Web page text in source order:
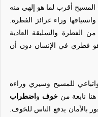
أقرب لما هو إلهي منه
وانسياقها وراء غرائز الفطرة.
الفطرة والسليقة العادية
فطري في الإنسان دون أن
للمسيح وسيري وراءه
هنا نابعة منخوف و اضطراب
بالأمان يدفع الناس للخوف.